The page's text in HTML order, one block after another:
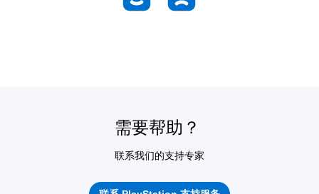
需要帮助？
联系我们的支持专家